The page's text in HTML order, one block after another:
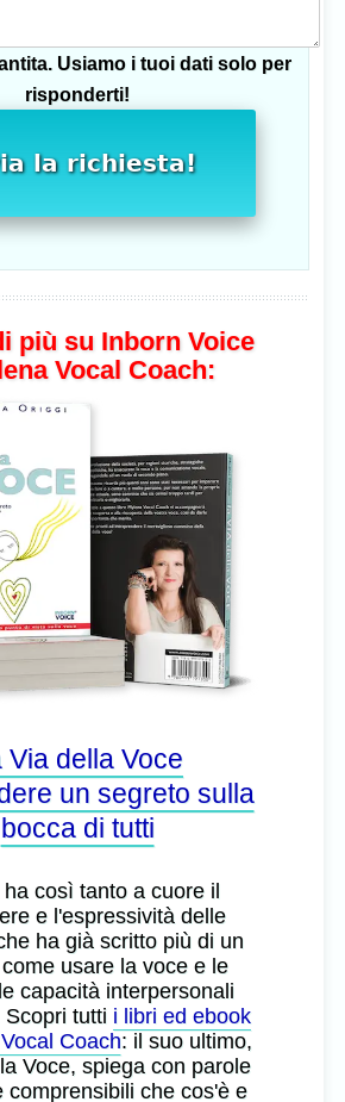
Usiamo i tuoi dati solo per
risponderti!
la richiesta!
più su Inborn Voice
Vocal Coach:
Via della Voce
un segreto sulla
bocca di tutti
ha così tanto a cuore il
e l'espressività delle
ha già scritto più di un
usare la voce e le
capacità interpersonali
Scopri tutti i libri ed ebook
Coach: il suo ultimo,
Voce, spiega con parole
comprensibili che cos'è e